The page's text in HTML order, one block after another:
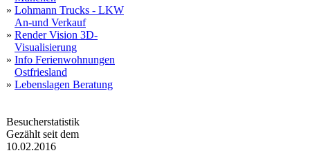
» Lohmann Trucks - LKW
An-und Verkauf
» Render Vision 3D-
Visualisierung
» Info Ferienwohnungen
Ostfriesland
» Lebenslagen Beratung
Besucherstatistik
Gezählt seit dem
10.02.2016